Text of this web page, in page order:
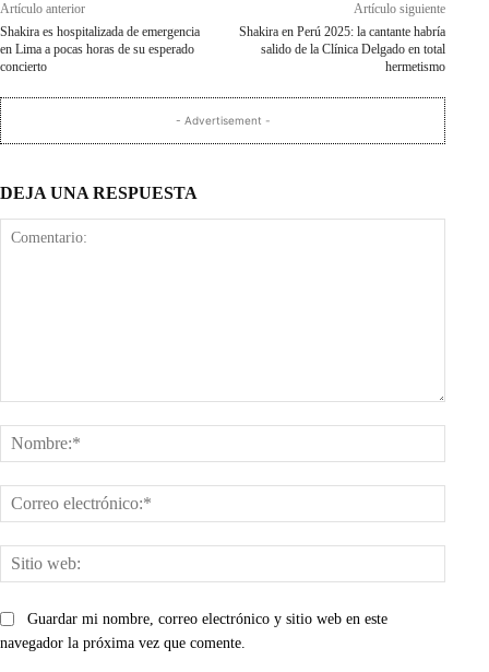
Artículo anterior
Shakira es hospitalizada de emergencia
en Lima a pocas horas de su esperado
concierto
Artículo siguiente
Shakira en Perú 2025: la cantante habría
salido de la Clínica Delgado en total
hermetismo
- Advertisement -
DEJA UNA RESPUESTA
web:
Guardar mi nombre, correo electrónico y sitio web en este
navegador la próxima vez que comente.